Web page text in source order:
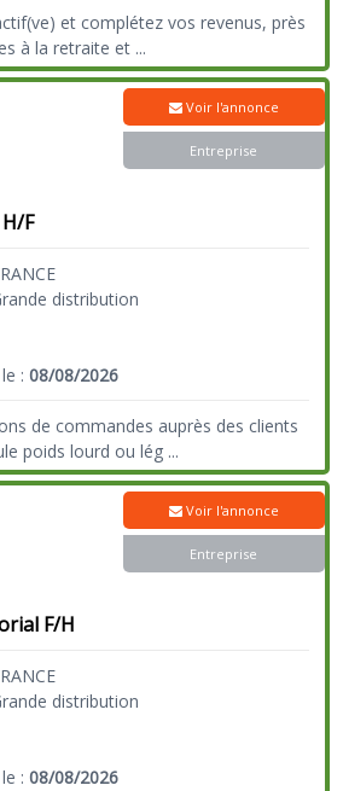
et complétez vos revenus, près
à la retraite et ...
F
distribution
le :08/08/2026
de commandes auprès des clients
poids lourd ou lég ...
Voir l'annonce
Entreprise
F/H
distribution
le :08/08/2026
Voir l'annonce
Entreprise